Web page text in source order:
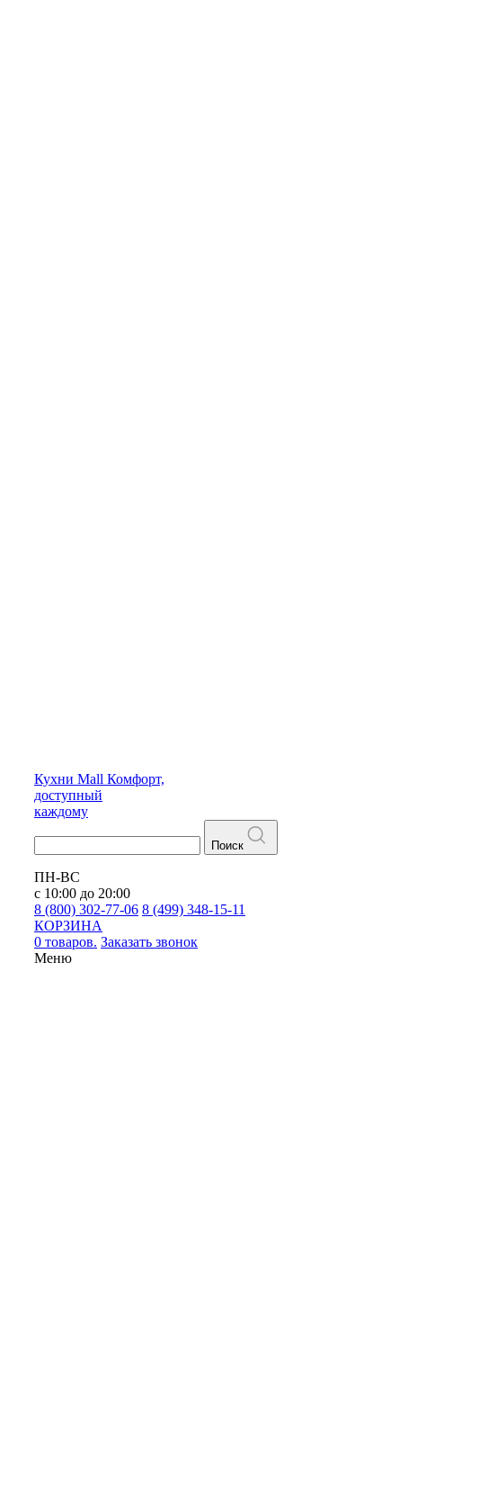
Кухни Mall Комфорт,
доступный
каждому
Поиск
ПН-ВС
с 10:00 до 20:00
8 (800) 302-77-06 8 (499) 348-15-11
КОРЗИНА
0 товаров. Заказать звонок
Меню